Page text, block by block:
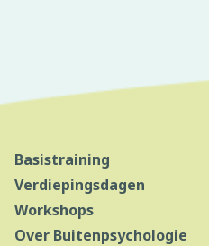
Basistraining
Verdiepingsdagen
Workshops
Over Buitenpsychologie